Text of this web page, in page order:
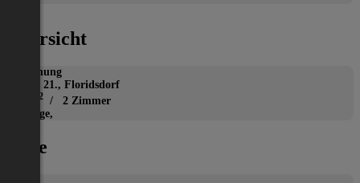
Übersicht
Wohnung
Wien 21., Floridsdorf
2 / 2 Zimmer
Garage,
Lage